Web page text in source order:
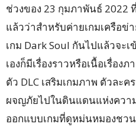
ช่วงของ 23 กุมภาพันธ์ 2022
แล้วว่าสำหรับค่ายเกมเครือข่
เกม Dark Soul กันไปแล้วจะ
เองก็มีเรื่องราวหรือเนื้อเรื่อง
ตัว DLC เสริมเกมภาพ ตัวละค
ผจญภัยไปในดินแดนแห่งควา
ออกแบบเกมที่ดูหม่นหมองชว